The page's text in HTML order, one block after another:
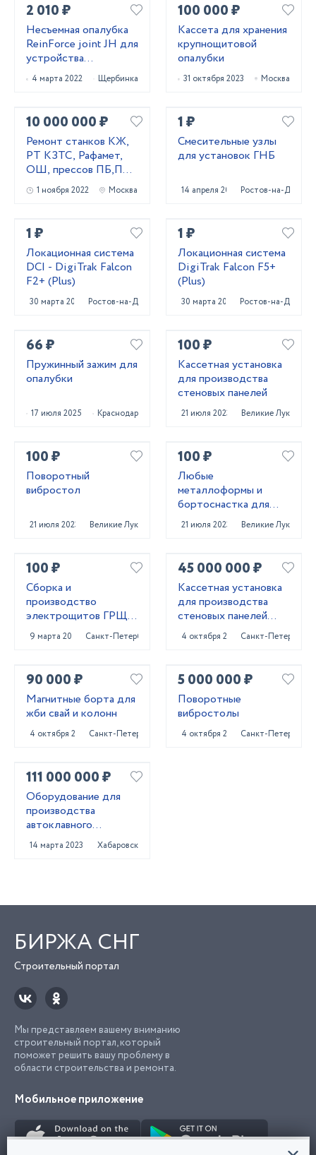
2 010 ₽
Несъемная опалубка
ReinForce joint JH для
устройства
промышленных
бетонных полов
4 марта 2022 Щербинка
100 000 ₽
Кассета для хранения
крупнощитовой
опалубки
31 октября 2023 Москва
10 000 000 ₽
Ремонт станков КЖ,
РТ КЗТС, Рафамет,
ОШ, прессов ПБ,ПА,
ПО, домкратов
1 ноября 2022 Москва
1 ₽
Смесительные узлы
для установок ГНБ
14 апреля 2022 Ростов-на-Дону
1 ₽
Локационная система
DCI - DigiTrak Falcon
F2+ (Plus)
30 марта 2023 Ростов-на-Дону
1 ₽
Локационная система
DigiTrak Falcon F5+
(Plus)
30 марта 2023 Ростов-на-Дону
66 ₽
Пружинный зажим для
опалубки
17 июля 2025 Краснодар
100 ₽
Кассетная установка
для производства
стеновых панелей
21 июля 2023 Великие Луки
100 ₽
Поворотный
вибростол
21 июля 2023 Великие Луки
100 ₽
Любые
металлоформы и
бортоснастка для
ваших ЖБИ от «М-
Конструктор»
21 июля 2023 Великие Луки
100 ₽
Сборка и
производство
электрощитов ГРЩ,
АВР, ВРУ, ЩО,ЩЭ,
ЩУ...
9 марта 2023 Санкт-Петербург
45 000 000 ₽
Кассетная установка
для производства
стеновых панелей
ЖБИ
4 октября 2024Санкт-Петербург
90 000 ₽
Магнитные борта для
жби свай и колонн
4 октября 2024Санкт-Петербург
5 000 000 ₽
Поворотные
вибростолы
4 октября 2024Санкт-Петербург
111 000 000 ₽
Оборудование для
производства
автоклавного
газобетона
14 марта 2023 Хабаровск
БИРЖА СНГ
Строительный портал
Мы представляем вашему вниманию
строительный портал, который
поможет решить вашу проблему в
области строительства и ремонта.
Мобильное приложение